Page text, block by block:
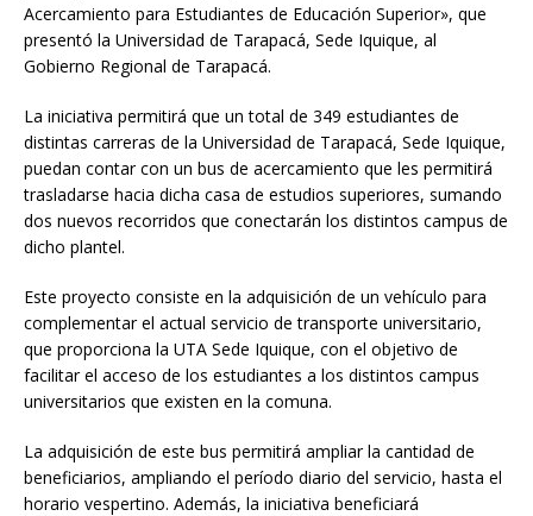
Acercamiento para Estudiantes de Educación Superior», que
presentó la Universidad de Tarapacá, Sede Iquique, al
Gobierno Regional de Tarapacá.
La iniciativa permitirá que un total de 349 estudiantes de
distintas carreras de la Universidad de Tarapacá, Sede Iquique,
puedan contar con un bus de acercamiento que les permitirá
trasladarse hacia dicha casa de estudios superiores, sumando
dos nuevos recorridos que conectarán los distintos campus de
dicho plantel.
Este proyecto consiste en la adquisición de un vehículo para
complementar el actual servicio de transporte universitario,
que proporciona la UTA Sede Iquique, con el objetivo de
facilitar el acceso de los estudiantes a los distintos campus
universitarios que existen en la comuna.
La adquisición de este bus permitirá ampliar la cantidad de
beneficiarios, ampliando el período diario del servicio, hasta el
horario vespertino. Además, la iniciativa beneficiará